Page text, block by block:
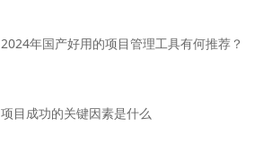
2024年国产好用的项目管理工具有何推荐？
项目成功的关键因素是什么